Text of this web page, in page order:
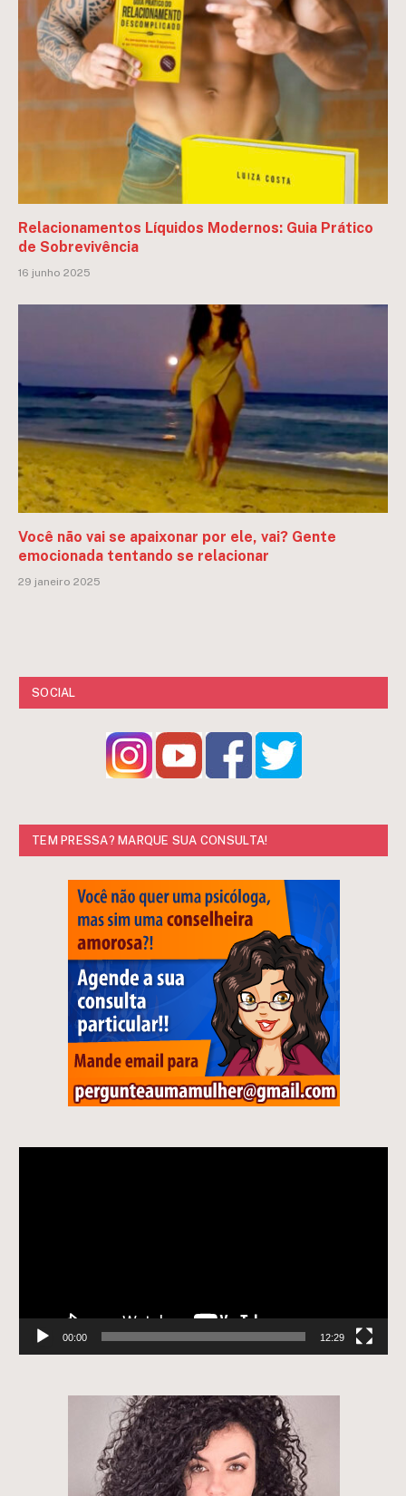
Relacionamentos Líquidos Modernos: Guia Prático
de Sobrevivência
16 junho 2025
Você não vai se apaixonar por ele, vai? Gente
emocionada tentando se relacionar
29 janeiro 2025
SOCIAL
TEM PRESSA? MARQUE SUA CONSULTA!
00:00 12:29